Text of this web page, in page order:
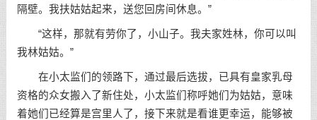
隔壁。我扶姑姑起来，送您回房间休息。”
“这样，那就有劳你了，小山子。我夫家姓林，你可以叫
我林姑姑。”
在小太监们的领路下，通过最后选拔，已具有皇家乳母
资格的众女搬入了新住处，小太监们称呼她们为姑姑，意味
着她们已经算是宫里人了，接下来就是看谁更幸运，能够被